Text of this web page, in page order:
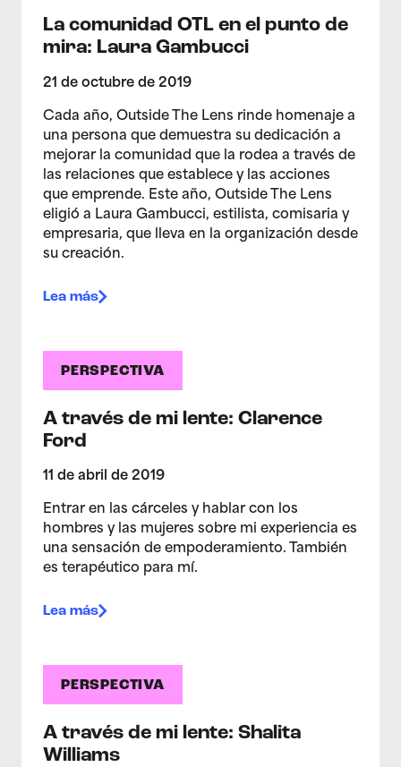
La comunidad OTL en el punto de
mira: Laura Gambucci
21 de octubre de 2019
Cada año, Outside The Lens rinde homenaje a
una persona que demuestra su dedicación a
mejorar la comunidad que la rodea a través de
las relaciones que establece y las acciones
que emprende. Este año, Outside The Lens
eligió a Laura Gambucci, estilista, comisaria y
empresaria, que lleva en la organización desde
su creación.
Lea más
PERSPECTIVA
A través de mi lente: Clarence
Ford
11 de abril de 2019
Entrar en las cárceles y hablar con los
hombres y las mujeres sobre mi experiencia es
una sensación de empoderamiento. También
es terapéutico para mí.
Lea más
PERSPECTIVA
A través de mi lente: Shalita
Williams